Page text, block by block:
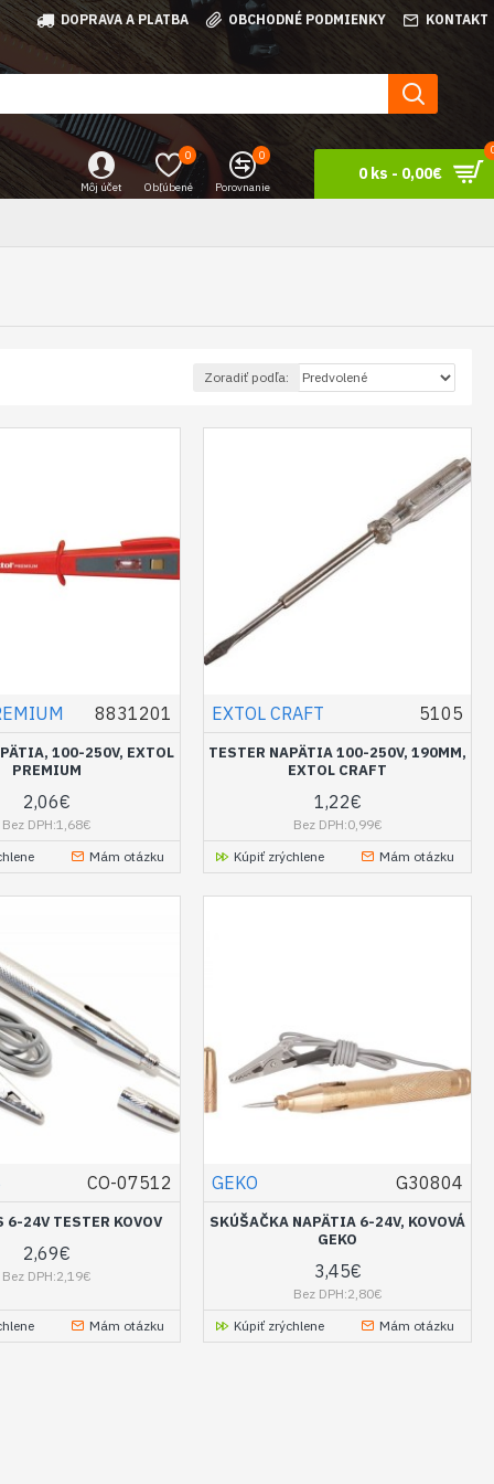
DOPRAVA A PLATBA OBCHODNÉ PODMIENKY KONTAKT
Môj účet Obľúbené
0
Porovnanie
0
0 ks - 0,00€
Zoradiť podľa:
8831201
100-250V, EXTOL
PREMIUM
2,06€
Bez DPH:1,68€
Mám otázku
EXTOL CRAFT 5105
TESTER NAPÄTIA 100-250V, 190MM,
EXTOL CRAFT
1,22€
Bez DPH:0,99€
Kúpiť zrýchlene
Mám otázku
CO-07512
6-24V TESTER KOVOV
2,69€
Bez DPH:2,19€
Mám otázku
GEKO G30804
SKÚŠAČKA NAPÄTIA 6-24V, KOVOVÁ
GEKO
3,45€
Bez DPH:2,80€
Kúpiť zrýchlene
Mám otázku